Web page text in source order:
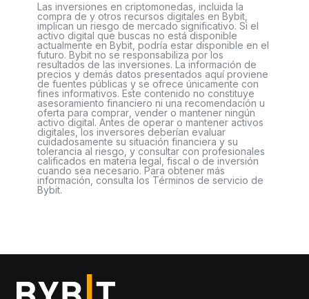
Las inversiones en criptomonedas, incluida la
compra de y otros recursos digitales en Bybit,
implican un riesgo de mercado significativo. Si el
activo digital que buscas no está disponible
actualmente en Bybit, podría estar disponible en el
futuro. Bybit no se responsabiliza por los
resultados de las inversiones. La información de
precios y demás datos presentados aquí proviene
de fuentes públicas y se ofrece únicamente con
fines informativos. Este contenido no constituye
asesoramiento financiero ni una recomendación u
oferta para comprar, vender o mantener ningún
activo digital. Antes de operar o mantener activos
digitales, los inversores deberían evaluar
cuidadosamente su situación financiera y su
tolerancia al riesgo, y consultar con profesionales
calificados en materia legal, fiscal o de inversión
cuando sea necesario. Para obtener más
información, consulta los Términos de servicio de
Bybit.